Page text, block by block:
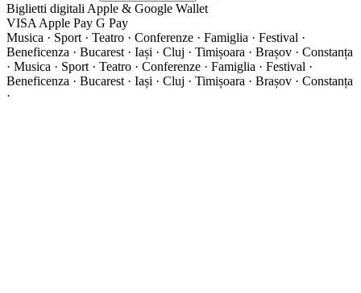
Biglietti digitali Apple & Google Wallet
VISA Apple Pay G Pay
Musica · Sport · Teatro · Conferenze · Famiglia · Festival ·
Beneficenza · Bucarest · Iași · Cluj · Timișoara · Brașov · Constanța
· Musica · Sport · Teatro · Conferenze · Famiglia · Festival ·
Beneficenza · Bucarest · Iași · Cluj · Timișoara · Brașov · Constanța
·